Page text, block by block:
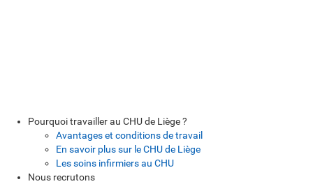
Pourquoi travailler au CHU de Liège ?
Avantages et conditions de travail
En savoir plus sur le CHU de Liège
Les soins infirmiers au CHU
Nous recrutons